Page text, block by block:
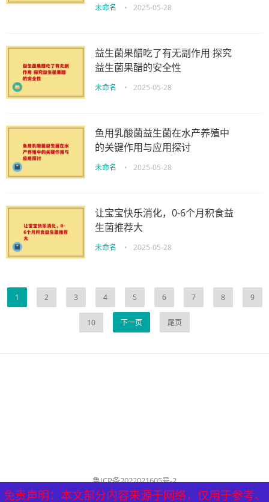
未命名 • 2025-05-28
益生菌果醋吃了有无副作用 探究
益生菌果醋的安全性
未命名 • 2025-05-28
鱼用乳酸菌益生菌在水产养殖中
的关键作用与应用探讨
未命名 • 2025-05-28
让宝宝快乐消化，0-6个月积食益
生菌推荐大
未命名 • 2025-05-28
1 2 3 4 5 6 7 8 9
10 下一页 尾页
鲁ICP备2022021605号-2
公司名称：历城泰山健康管理中心
免责声明：本文部分内容来源于网络，仅用于参考、